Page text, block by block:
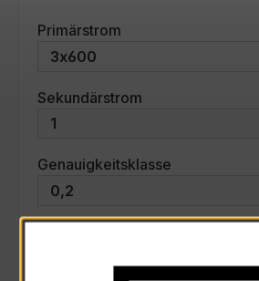
Primärstrom
Sekundärstrom
Genauigkeitsklasse